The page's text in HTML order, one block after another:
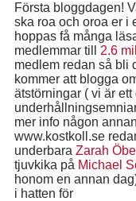
Första bloggdagen!
ska roa och oroa er i
hoppas få många
medlemmar till 2.6
medlem redan så bli
kommer att blogga
ätstörningar ( vi är
mer info någon
www.kostkoll.se
underbara Zarah
tjuvkika på Michael
honom en annan
i hatten för